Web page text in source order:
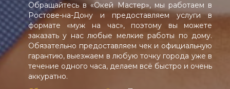
Обращайтесь в «Окей Мастер», мы работаем в
Ростове-на-Дону и предоставляем услуги в
формате «муж на час», поэтому вы можете
заказать у нас любые мелкие работы по дому.
Обязательно предоставляем чек и официальную
гарантию, выезжаем в любую точку города уже в
течение одного часа, делаем всё быстро и очень
аккуратно.